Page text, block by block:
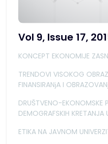
Vol 9, Issue 17,
KONCEPT EKONOMIJE
TRENDOVI VISOKOG
FINANSIRANјA I
DRUŠTVENO-EKONOMSKE
DEMOGRAFSKIH KRETANJA
ETIKA NA JAVNOM